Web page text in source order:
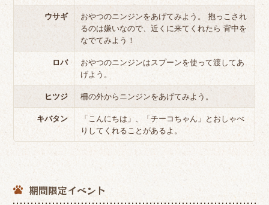
ウサギ
おやつのニンジンをあげてみよう。 抱っこされ
るのは嫌いなので、近くに来てくれたら 背中を
なでてみよう！
ロバ
おやつのニンジンはスプーンを使って渡してあ
げよう。
ヒツジ
柵の外からニンジンをあげてみよう。
キバタン
「こんにちは」、「チーコちゃん」とおしゃべ
りしてくれることがあるよ。
期間限定イベント